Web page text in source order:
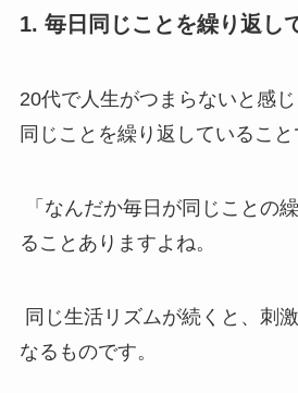
1. 毎日同じことを繰り返し
20代で人生がつまらないと感
同じことを繰り返していること
「なんだか毎日が同じことの
ることありますよね。
同じ生活リズムが続くと、刺
なるものです。